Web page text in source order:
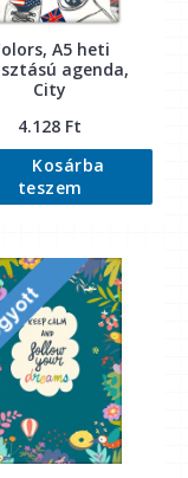
A5 heti
agenda,
City
4.128 Ft
Kosárba
teszem